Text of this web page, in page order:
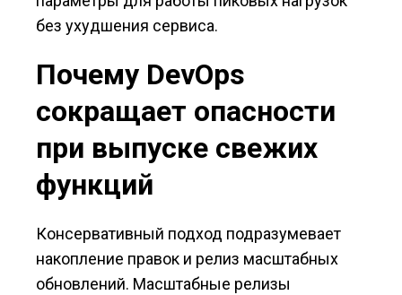
без ухудшения сервиса.
Почему DevOps
сокращает опасности
при выпуске свежих
функций
Консервативный подход подразумевает
накопление правок и релиз масштабных
обновлений. Масштабные релизы